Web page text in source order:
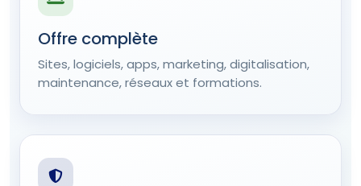
Offre complète
Sites, logiciels, apps, marketing, digitalisation,
maintenance, réseaux et formations.